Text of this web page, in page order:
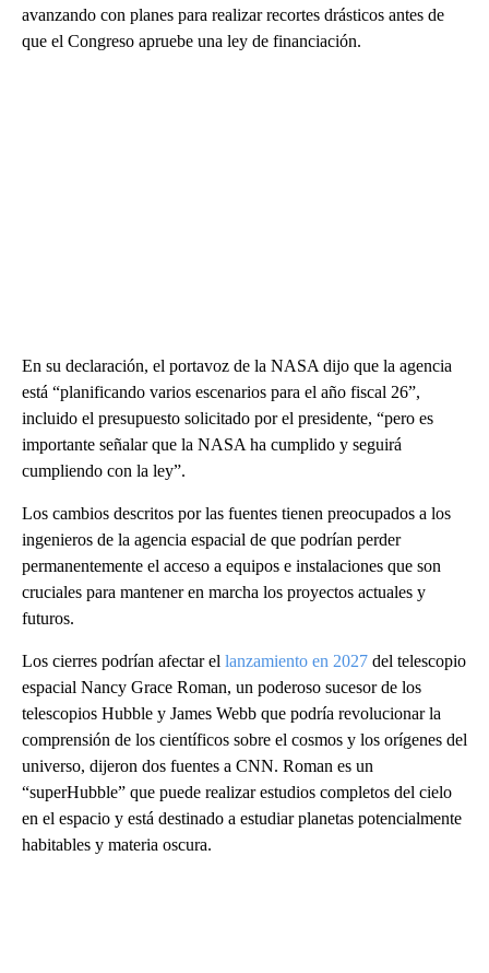
avanzando con planes para realizar recortes drásticos antes de
que el Congreso apruebe una ley de financiación.
En su declaración, el portavoz de la NASA dijo que la agencia
está “planificando varios escenarios para el año fiscal 26”,
incluido el presupuesto solicitado por el presidente, “pero es
importante señalar que la NASA ha cumplido y seguirá
cumpliendo con la ley”.
Los cambios descritos por las fuentes tienen preocupados a los
ingenieros de la agencia espacial de que podrían perder
permanentemente el acceso a equipos e instalaciones que son
cruciales para mantener en marcha los proyectos actuales y
futuros.
Los cierres podrían afectar el lanzamiento en 2027 del telescopio
espacial Nancy Grace Roman, un poderoso sucesor de los
telescopios Hubble y James Webb que podría revolucionar la
comprensión de los científicos sobre el cosmos y los orígenes del
universo, dijeron dos fuentes a CNN. Roman es un
“superHubble” que puede realizar estudios completos del cielo
en el espacio y está destinado a estudiar planetas potencialmente
habitables y materia oscura.